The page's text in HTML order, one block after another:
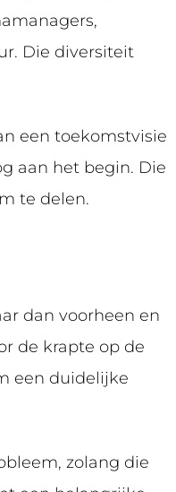
Die diversiteit
een toekomstvisie
aan het begin. Die
te delen.
dan voorheen en
de krapte op de
een duidelijke
zolang die